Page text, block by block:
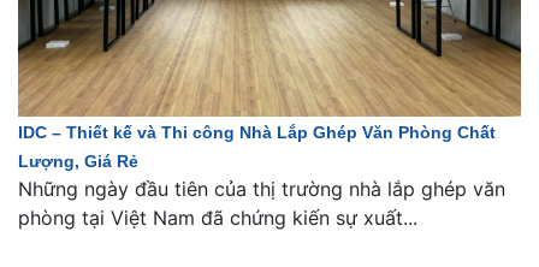
IDC – Thiết kế và Thi công Nhà Lắp Ghép Văn Phòng Chất
Lượng, Giá Rẻ
Những ngày đầu tiên của thị trường nhà lắp ghép văn
phòng tại Việt Nam đã chứng kiến sự xuất...